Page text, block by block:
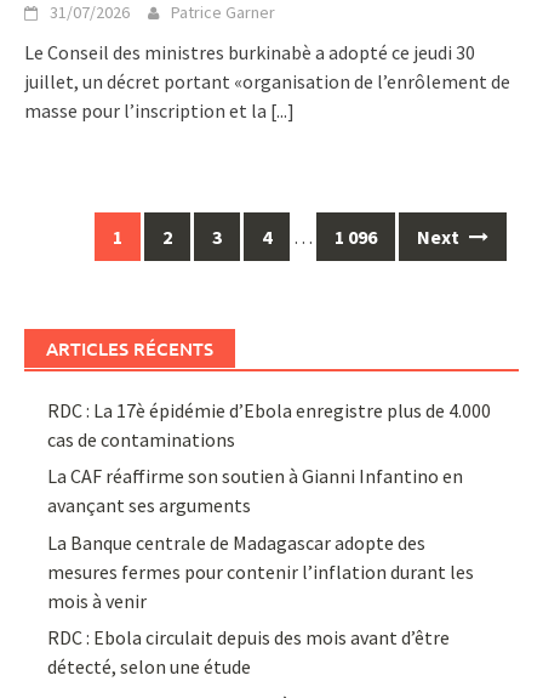
31/07/2026 Patrice Garner
Le Conseil des ministres burkinabè a adopté ce jeudi 30
juillet, un décret portant «organisation de l’enrôlement de
masse pour l’inscription et la [...]
navigation
1 2 3 4 … 1 096 Next
ARTICLES RÉCENTS
RDC : La 17è épidémie d’Ebola enregistre plus de 4.000
cas de contaminations
La CAF réaffirme son soutien à Gianni Infantino en
avançant ses arguments
La Banque centrale de Madagascar adopte des
mesures fermes pour contenir l’inflation durant les
mois à venir
RDC : Ebola circulait depuis des mois avant d’être
détecté, selon une étude